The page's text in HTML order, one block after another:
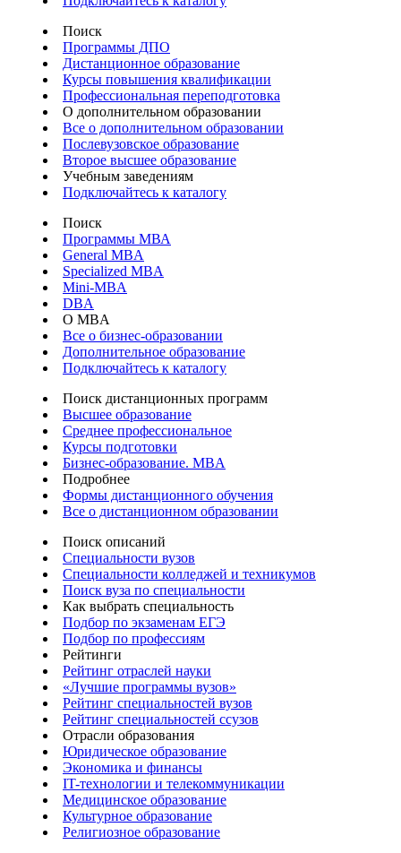
Поиск
Программы ДПО
Дистанционное образование
Курсы повышения квалификации
Профессиональная переподготовка
О дополнительном образовании
Все о дополнительном образовании
Послевузовское образование
Второе высшее образование
Учебным заведениям
Подключайтесь к каталогу
Поиск
Программы МВА
General MBA
Specialized MBA
Mini-MBA
DBA
О MBA
Все о бизнес-образовании
Дополнительное образование
Подключайтесь к каталогу
Поиск дистанционных программ
Высшее образование
Среднее профессиональное
Курсы подготовки
Бизнес-образование. MBA
Подробнее
Формы дистанционного обучения
Все о дистанционном образовании
Поиск описаний
Специальности вузов
Специальности колледжей и техникумов
Поиск вуза по специальности
Как выбрать специальность
Подбор по экзаменам ЕГЭ
Подбор по профессиям
Рейтинги
Рейтинг отраслей науки
«Лучшие программы вузов»
Рейтинг специальностей вузов
Рейтинг специальностей ссузов
Отрасли образования
Юридическое образование
Экономика и финансы
IT-технологии и телекоммуникации
Медицинское образование
Культурное образование
Религиозное образование